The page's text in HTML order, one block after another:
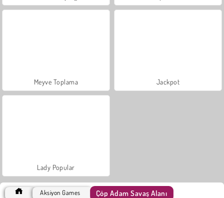
Meyve Toplama Jackpot
Lady Popular
Aksiyon Games Çöp Adam Savaş Alanı